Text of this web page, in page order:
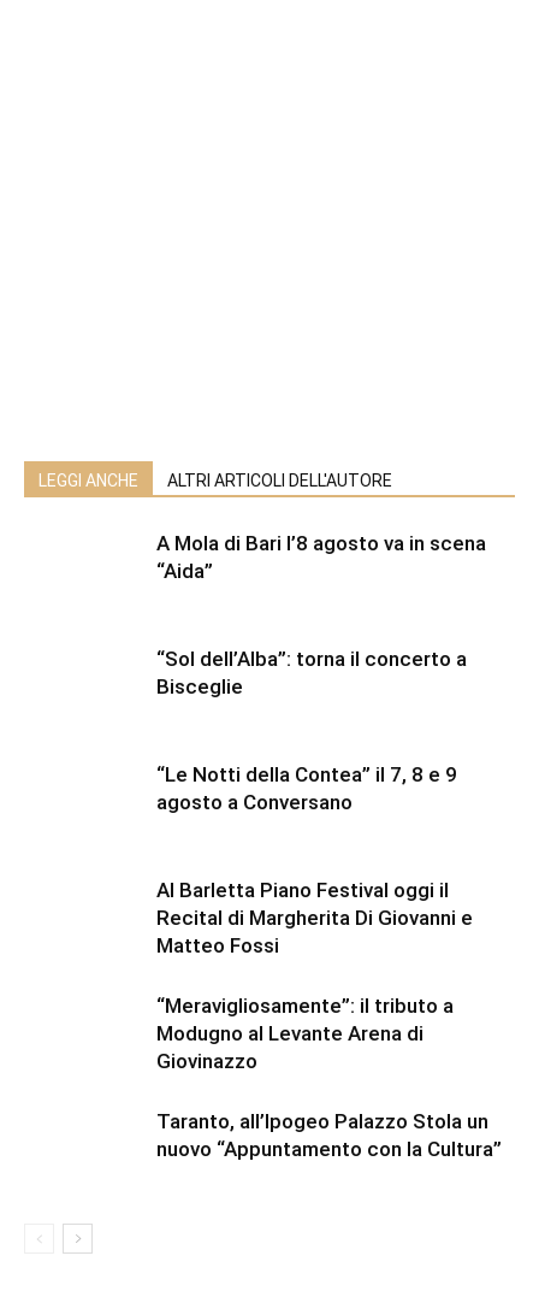
LEGGI ANCHE ALTRI ARTICOLI DELL'AUTORE
A Mola di Bari l’8 agosto va in scena
“Aida”
“Sol dell’Alba”: torna il concerto a
Bisceglie
“Le Notti della Contea” il 7, 8 e 9
agosto a Conversano
Al Barletta Piano Festival oggi il
Recital di Margherita Di Giovanni e
Matteo Fossi
“Meravigliosamente”: il tributo a
Modugno al Levante Arena di
Giovinazzo
Taranto, all’Ipogeo Palazzo Stola un
nuovo “Appuntamento con la Cultura”